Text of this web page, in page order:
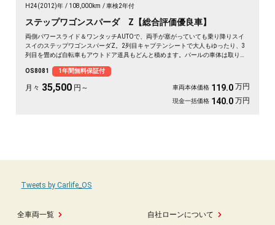
H24(2012)年 108,000km 車検2年付
ステップワゴンスパーダ Z【総合評価優良車】
両側パワースライド＆ワンタッチAUTOで、両手が塞がっていても乗り降りスイ
スイのステップワゴンスパーダZ。2列目キャプテンシートで大人もゆったり、3
列目を畳めば自転車もアウトドア道具もどんと積めます。パールの車体は取り回
しっかり残せて安心。天井のフリップダウンモニターで長距離も退屈知らず。毎
日の相棒にぴったりの一台です🚗✨💺🙌😊《1年保証付》
OS8081 1年間無料保証付
月々 35,500 円～ 車両本体価格 119.0 万円
現金一括価格 140.0 万円
全車両一覧
自社ローンについて
Tweets by Carlife_OS